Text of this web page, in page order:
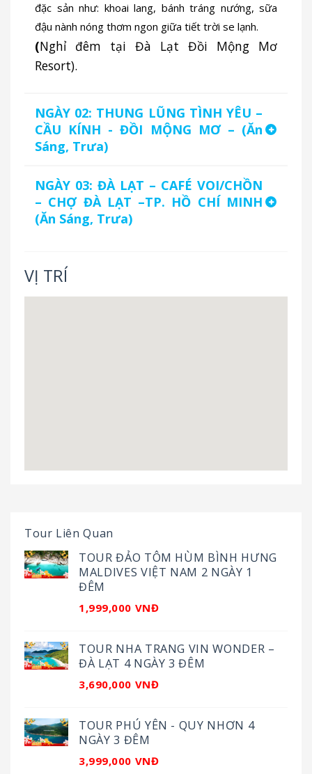
đặc sản như: khoai lang, bánh tráng nướng, sữa
đậu nành nóng thơm ngon giữa tiết trời se lạnh.
(Nghỉ đêm tại Đà Lạt Đồi Mộng Mơ
Resort).
NGÀY 02: THUNG LŨNG TÌNH YÊU –
CẦU KÍNH - ĐỒI MỘNG MƠ – (Ăn
Sáng, Trưa)
NGÀY 03: ĐÀ LẠT – CAFÉ VOI/CHỒN
– CHỢ ĐÀ LẠT –TP. HỒ CHÍ MINH
(Ăn Sáng, Trưa)
VỊ TRÍ
Tour Liên Quan
TOUR ĐẢO TÔM HÙM BÌNH HƯNG
MALDIVES VIỆT NAM 2 NGÀY 1
ĐÊM
1,999,000 VNĐ
TOUR NHA TRANG VIN WONDER –
ĐÀ LẠT 4 NGÀY 3 ĐÊM
3,690,000 VNĐ
TOUR PHÚ YÊN - QUY NHƠN 4
NGÀY 3 ĐÊM
3,999,000 VNĐ